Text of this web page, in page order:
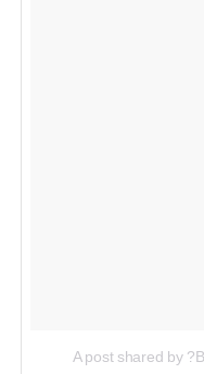
A post shared by